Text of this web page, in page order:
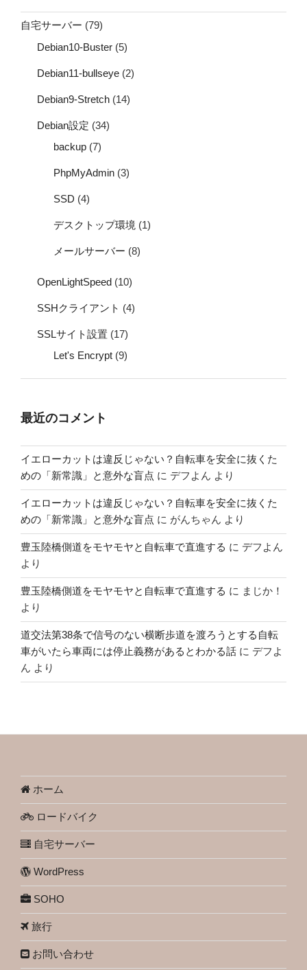
自宅サーバー (79)
Debian10-Buster (5)
Debian11-bullseye (2)
Debian9-Stretch (14)
Debian設定 (34)
backup (7)
PhpMyAdmin (3)
SSD (4)
デスクトップ環境 (1)
メールサーバー (8)
OpenLightSpeed (10)
SSHクライアント (4)
SSLサイト設置 (17)
Let's Encrypt (9)
最近のコメント
イエローカットは違反じゃない？自転車を安全に抜くた
めの「新常識」と意外な盲点 に デフよん より
イエローカットは違反じゃない？自転車を安全に抜くた
めの「新常識」と意外な盲点 に がんちゃん より
豊玉陸橋側道をモヤモヤと自転車で直進する に デフよん
より
豊玉陸橋側道をモヤモヤと自転車で直進する に まじか！
より
道交法第38条で信号のない横断歩道を渡ろうとする自転
車がいたら車両には停止義務があるとわかる話 に デフよ
ん より
ホーム
ロードバイク
自宅サーバー
WordPress
SOHO
旅行
お問い合わせ